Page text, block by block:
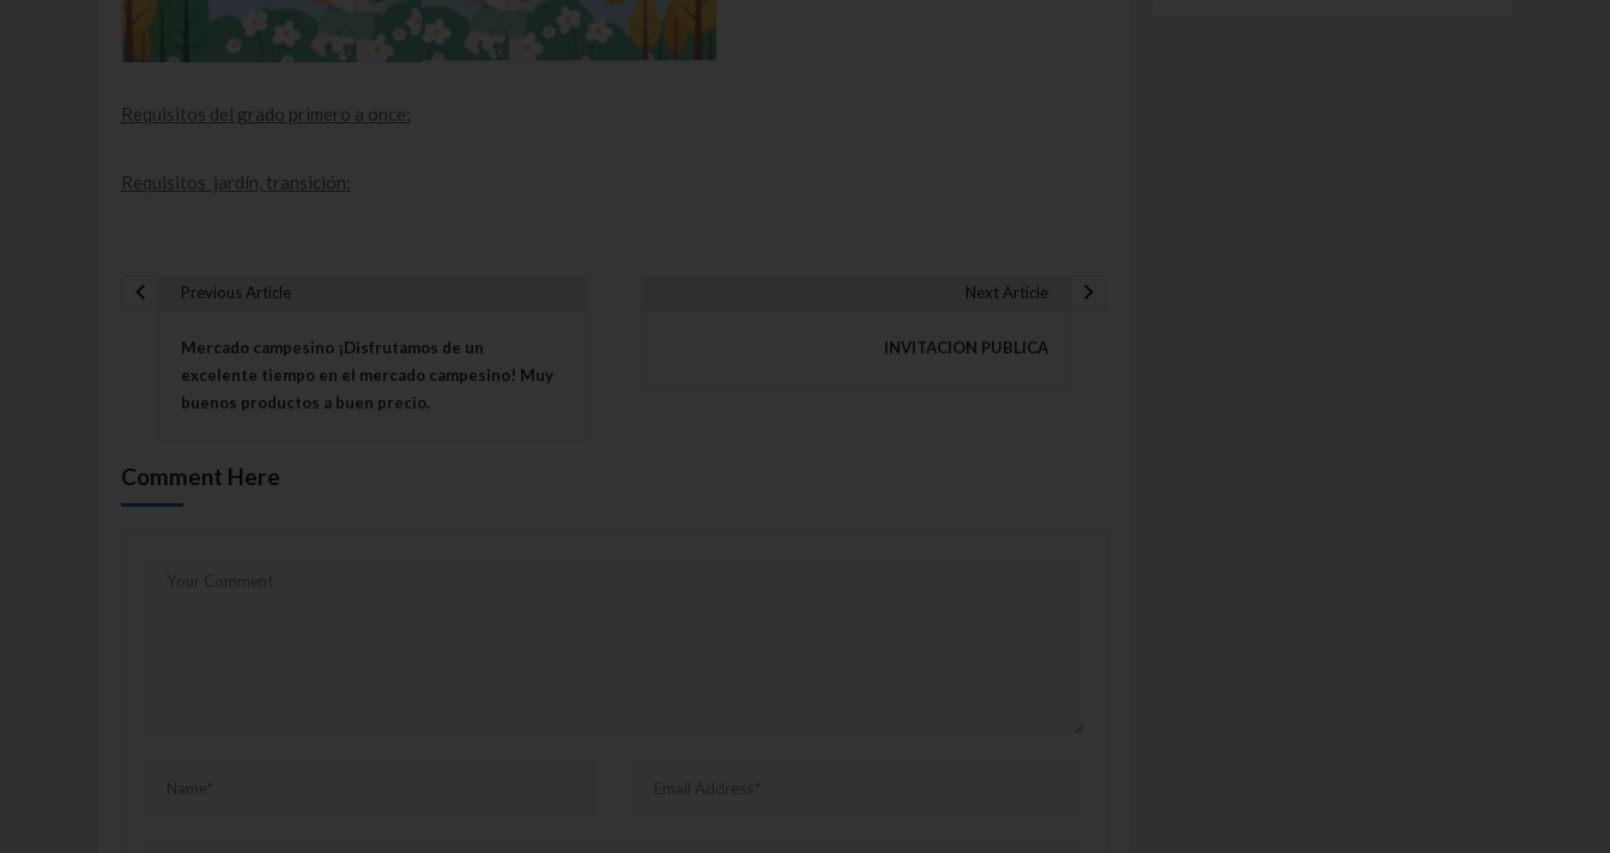
Requisitos del grado primero a once:
Requisitos jardín, transición:
Previous Article
Mercado campesino ¡Disfrutamos de un
excelente tiempo en el mercado campesino! Muy
buenos productos a buen precio.
Next Article
INVITACION PUBLICA
Comment Here